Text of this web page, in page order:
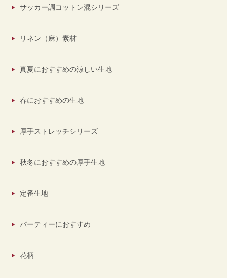
サッカー調コットン混シリーズ
リネン（麻）素材
真夏におすすめの涼しい生地
春におすすめの生地
厚手ストレッチシリーズ
秋冬におすすめの厚手生地
定番生地
パーティーにおすすめ
花柄